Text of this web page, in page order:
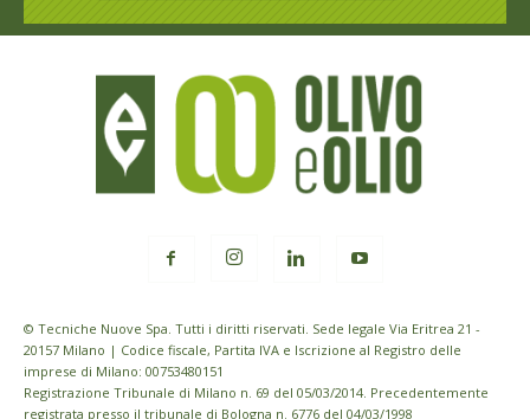
© Tecniche Nuove Spa. Tutti i diritti riservati. Sede legale Via Eritrea 21 -
20157 Milano | Codice fiscale, Partita IVA e Iscrizione al Registro delle
imprese di Milano: 00753480151
Registrazione Tribunale di Milano n. 69 del 05/03/2014. Precedentemente
registrata presso il tribunale di Bologna n. 6776 del 04/03/1998